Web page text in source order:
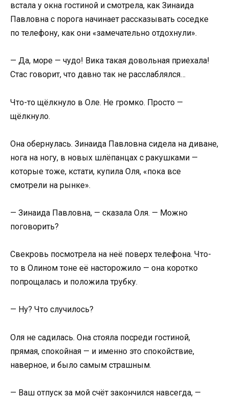
встала у окна гостиной и смотрела, как Зинаида
Павловна с порога начинает рассказывать соседке
по телефону, как они «замечательно отдохнули».
— Да, море — чудо! Вика такая довольная приехала!
Стас говорит, что давно так не расслаблялся…
Что-то щёлкнуло в Оле. Не громко. Просто —
щёлкнуло.
Она обернулась. Зинаида Павловна сидела на диване,
нога на ногу, в новых шлёпанцах с ракушками —
которые тоже, кстати, купила Оля, «пока все
смотрели на рынке».
— Зинаида Павловна, — сказала Оля. — Можно
поговорить?
Свекровь посмотрела на неё поверх телефона. Что-
то в Олином тоне её насторожило — она коротко
попрощалась и положила трубку.
— Ну? Что случилось?
Оля не садилась. Она стояла посреди гостиной,
прямая, спокойная — и именно это спокойствие,
наверное, и было самым страшным.
— Ваш отпуск за мой счёт закончился навсегда, —